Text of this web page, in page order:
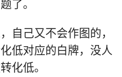
了。
自己又不会作图的，
低对应的白牌，没人
化低。